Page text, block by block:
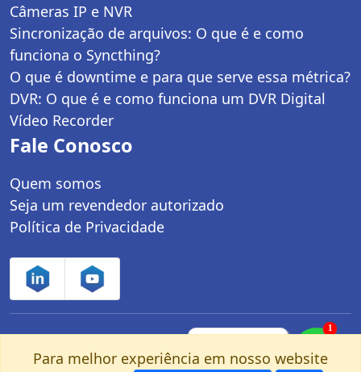
Câmeras IP e NVR
Sincronização de arquivos: O que é e como
funciona o Syncthing?
O que é downtime e para que serve essa métrica?
DVR: O que é e como funciona um DVR Digital
Vídeo Recorder
Fale Conosco
Quem somos
Seja um revendedor autorizado
Política de Privacidade
Controle Net Tecnologia LTDA | CNPJ:
03.247.280/0001-25 | Av. dos Carinás, 660 -
Para melhor experiência em nosso website
1
nosso Whatsapp!